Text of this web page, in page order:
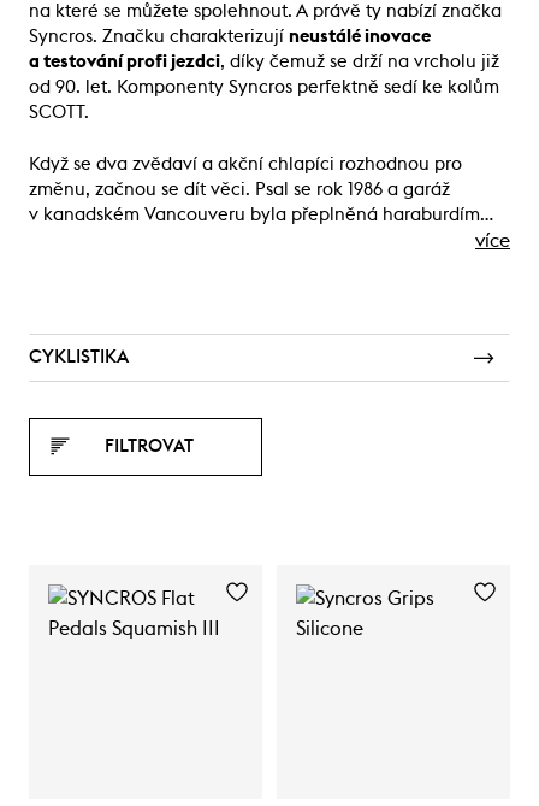
na které se můžete spolehnout. A právě ty nabízí značka
Syncros. Značku charakterizují neustálé inovace
a testování profi jezdci, díky čemuž se drží na vrcholu již
od 90. let. Komponenty Syncros perfektně sedí ke kolům
SCOTT.
Když se dva zvědaví a akční chlapíci rozhodnou pro
změnu, začnou se dít věci. Psal se rok 1986 a garáž
v kanadském Vancouveru byla přeplněná haraburdím…
více
CYKLISTIKA
FILTROVAT